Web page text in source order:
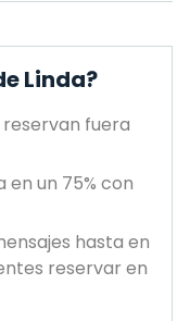
Linda?
reservan fuera
en un 75% con
hasta en
reservar en